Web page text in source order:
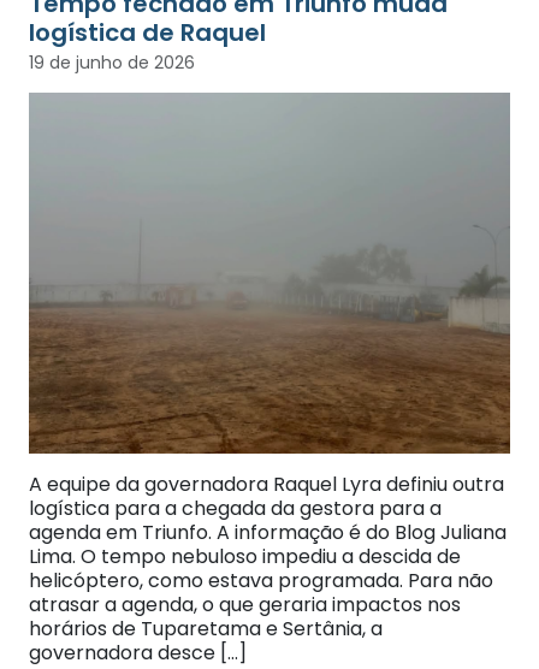
logística de Raquel
19 de junho de 2026
A equipe da governadora Raquel Lyra definiu outra
logística para a chegada da gestora para a
agenda em Triunfo. A informação é do Blog Juliana
Lima. O tempo nebuloso impediu a descida de
helicóptero, como estava programada. Para não
atrasar a agenda, o que geraria impactos nos
horários de Tuparetama e Sertânia, a
governadora desce […]